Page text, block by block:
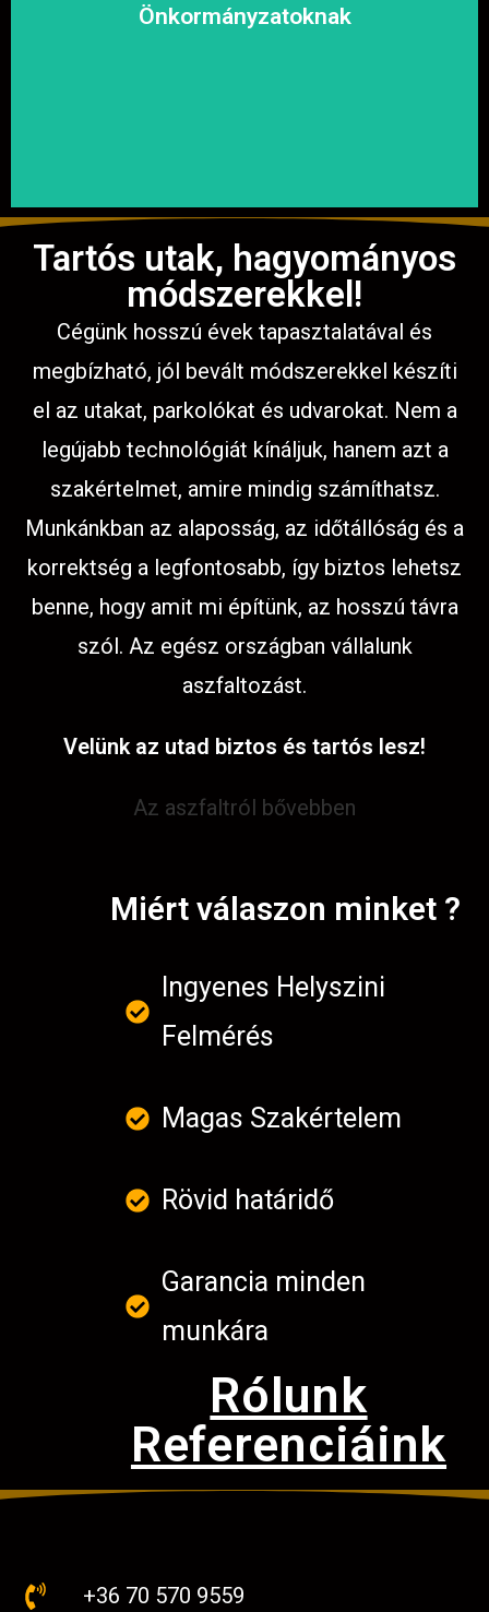
Önkormányzatoknak
garantáljuk a hosszú távú és fenntartható
Tartós utak, hagyományos
módszerekkel!
Cégünk hosszú évek tapasztalatával és
megbízható, jól bevált módszerekkel készíti
el az utakat, parkolókat és udvarokat. Nem a
legújabb technológiát kínáljuk, hanem azt a
szakértelmet, amire mindig számíthatsz.
Munkánkban az alaposság, az időtállóság és a
korrektség a legfontosabb, így biztos lehetsz
benne, hogy amit mi építünk, az hosszú távra
szól. Az egész országban vállalunk
aszfaltozást.
Velünk az utad biztos és tartós lesz!
Az aszfaltról bővebben
Miért válaszon minket ?
Ingyenes Helyszini
Felmérés
Magas Szakértelem
Rövid határidő
Garancia minden
munkára
Rólunk
Referenciáink
+36 70 570 9559